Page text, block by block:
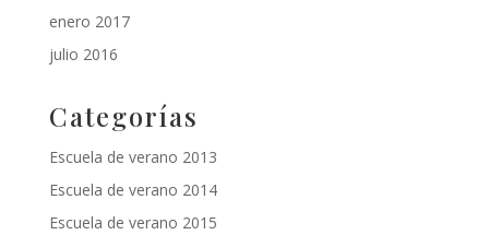
enero 2017
julio 2016
Categorías
Escuela de verano 2013
Escuela de verano 2014
Escuela de verano 2015